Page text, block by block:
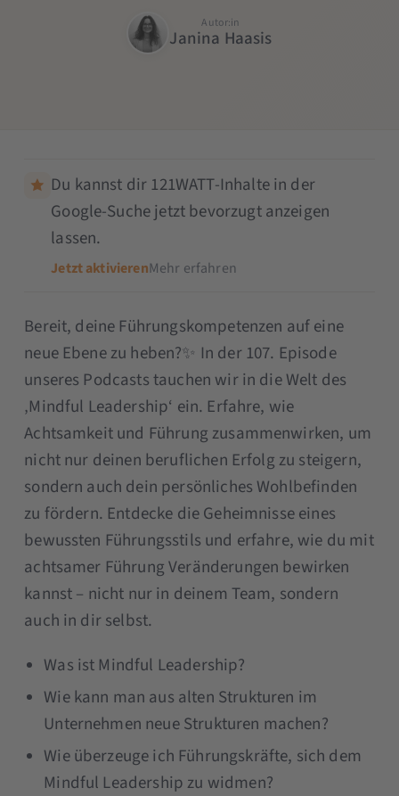
Autor:in
Janina Haasis
Du kannst dir 121WATT-Inhalte in der
Google-Suche jetzt bevorzugt anzeigen
lassen.
Jetzt aktivierenMehr erfahren
Bereit, deine Führungskompetenzen auf eine
neue Ebene zu heben?✨ In der 107. Episode
unseres Podcasts tauchen wir in die Welt des
‚Mindful Leadership‘ ein. Erfahre, wie
Achtsamkeit und Führung zusammenwirken, um
nicht nur deinen beruflichen Erfolg zu steigern,
sondern auch dein persönliches Wohlbefinden
zu fördern. Entdecke die Geheimnisse eines
bewussten Führungsstils und erfahre, wie du mit
achtsamer Führung Veränderungen bewirken
kannst – nicht nur in deinem Team, sondern
auch in dir selbst.
Was ist Mindful Leadership?
Wie kann man aus alten Strukturen im
Unternehmen neue Strukturen machen?
Wie überzeuge ich Führungskräfte, sich dem
Mindful Leadership zu widmen?